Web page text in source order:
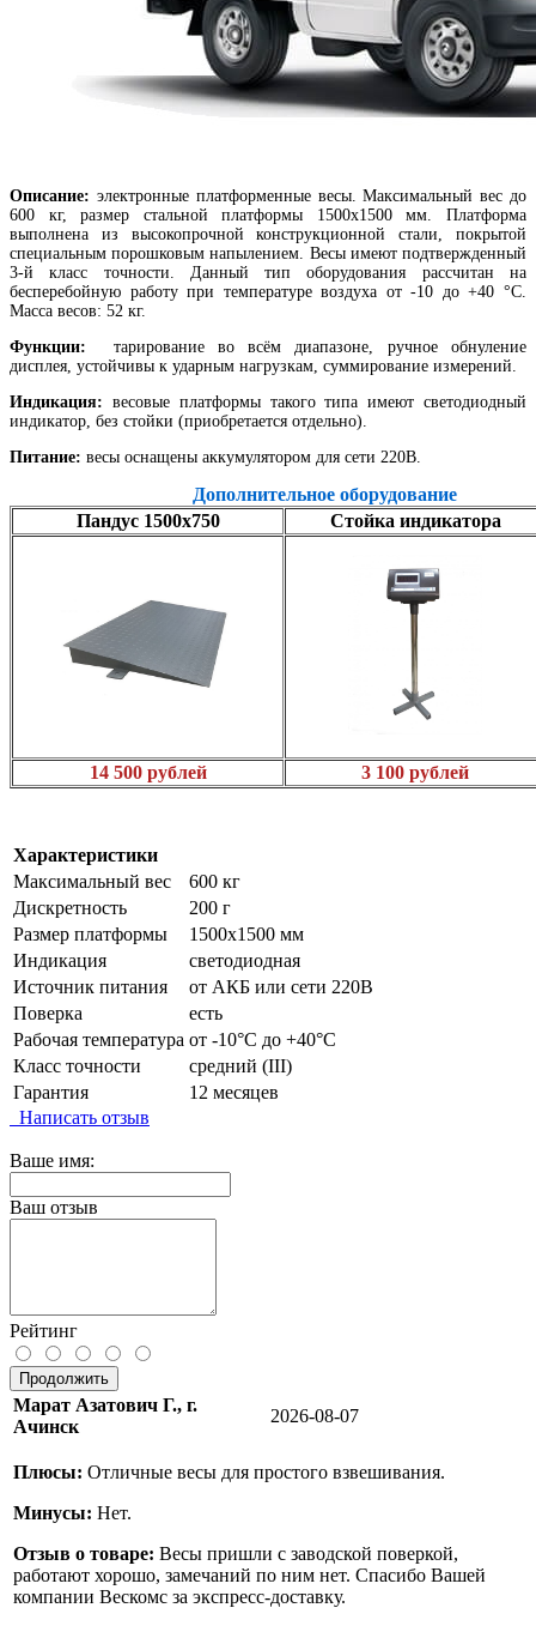
Описание: электронные платформенные весы. Максимальный вес до
600 кг, размер стальной платформы 1500х1500 мм. Платформа
выполнена из высокопрочной конструкционной стали, покрытой
специальным порошковым напылением. Весы имеют подтвержденный
3-й класс точности. Данный тип оборудования рассчитан на
бесперебойную работу при температуре воздуха от -10 до +40 °С.
Масса весов: 52 кг.
Функции:
тарирование во всём диапазоне, ручное обнуление
дисплея, устойчивы к ударным нагрузкам, суммирование измерений.
Индикация: весовые платформы такого типа имеют светодиодный
индикатор, без стойки (приобретается отдельно).
Питание: весы оснащены аккумулятором для сети 220В.
Дополнительное оборудование
Пандус 1500х750
Стойка индикатора
14 500 рублей 3 100 рублей
Характеристики
Максимальный вес
600 кг
Дискретность
200 г
Размер платформы
1500х1500 мм
Индикация
светодиодная
Источник питания
от АКБ или сети 220В
Поверка
есть
Рабочая температура от -10°C до +40°C
Класс точности
средний (III)
Гарантия
12 месяцев
Написать отзыв
Ваше имя:
Ваш отзыв
Рейтинг
Продолжить
Марат Азатович Г., г.
Ачинск
2026-08-07
Плюсы: Отличные весы для простого взвешивания.
Минусы: Нет.
Отзыв о товаре: Весы пришли с заводской поверкой,
работают хорошо, замечаний по ним нет. Спасибо Вашей
компании Вескомс за экспресс-доставку.